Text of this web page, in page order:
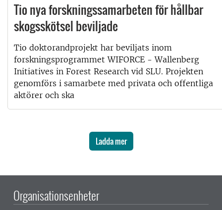
Tio nya forskningssamarbeten för hållbar
skogsskötsel beviljade
Tio doktorandprojekt har beviljats inom
forskningsprogrammet WIFORCE - Wallenberg
Initiatives in Forest Research vid SLU. Projekten
genomförs i samarbete med privata och offentliga
aktörer och ska
Ladda mer
Organisationsenheter